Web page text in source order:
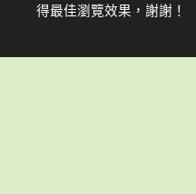
得最佳瀏覽效果，謝謝！